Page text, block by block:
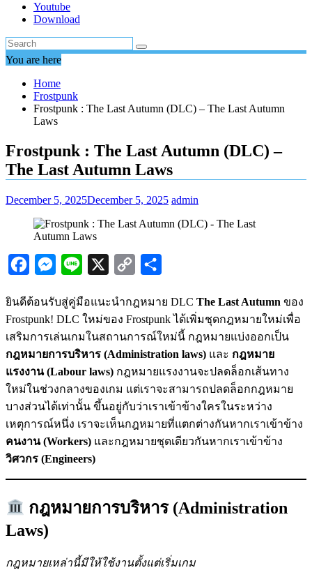
Youtube
Download
You are here
Home
Frostpunk
Frostpunk : The Last Autumn (DLC) – The Last Autumn
Laws
Frostpunk : The Last Autumn (DLC) –
The Last Autumn Laws
December 5, 2025December 5, 2025 admin
FacebookMessenger
Line
Copy
ยินดีต้อนรับสู่คู่มือแนะนำกฎหมาย DLC The Last Autumn ของ
Frostpunk! DLC ใหม่ของ Frostpunk ได้เพิ่มชุดกฎหมายใหม่เพื่อ
เสริมการเล่นเกมในสถานการณ์ใหม่นี้ กฎหมายแบ่งออกเป็น
กฎหมายการบริหาร (Administration laws) และ กฎหมาย
แรงงาน (Labour laws) กฎหมายแรงงานจะปลดล็อกเส้นทาง
ใหม่ในช่วงกลางของเกม แต่เราจะสามารถปลดล็อกกฎหมาย
บางส่วนได้เท่านั้น ขึ้นอยู่กับว่าเราเข้าข้างใครในระหว่าง
เหตุการณ์หนึ่ง เราจะเห็นกฎหมายที่แตกต่างกันหากเราเข้าข้าง
คนงาน (Workers) และกฎหมายชุดเดียวกันหากเราเข้าข้าง
วิศวกร (Engineers)
กฎหมายการบริหาร (Administration
Laws)
กฎหมายเหล่านี้มีให้ใช้งานตั้งแต่เริ่มเกม